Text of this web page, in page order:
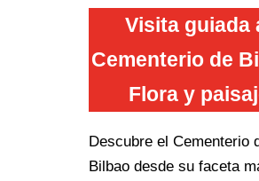
Visita guiada
Cementerio de
Flora y
Descubre el Cementerio
Bilbao desde su faceta